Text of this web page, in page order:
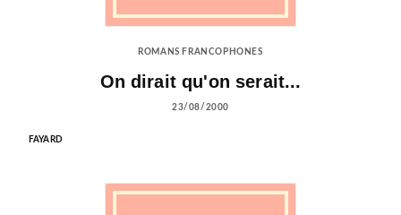
ROMANS FRANCOPHONES
On dirait qu'on serait...
23/08/2000
FAYARD